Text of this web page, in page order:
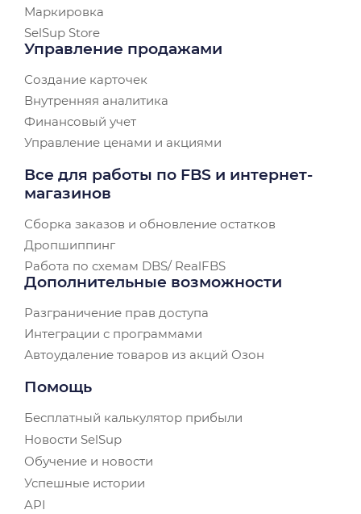
Маркировка
SelSup Store
Управление продажами
Создание карточек
Внутренняя аналитика
Финансовый учет
Управление ценами и акциями
Все для работы по FBS и интернет-
магазинов
Сборка заказов и обновление остатков
Дропшиппинг
Работа по схемам DBS/ RealFBS
Дополнительные возможности
Разграничение прав доступа
Интеграции с программами
Автоудаление товаров из акций Озон
Помощь
Бесплатный калькулятор прибыли
Новости SelSup
Обучение и новости
Успешные истории
API